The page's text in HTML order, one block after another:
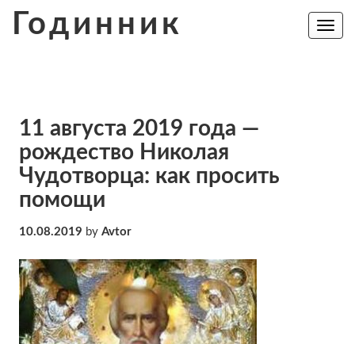
Годинник
Toggle
11 августа 2019 года —
рождество Николая
Чудотворца: как просить
помощи
10.08.2019 by Avtor